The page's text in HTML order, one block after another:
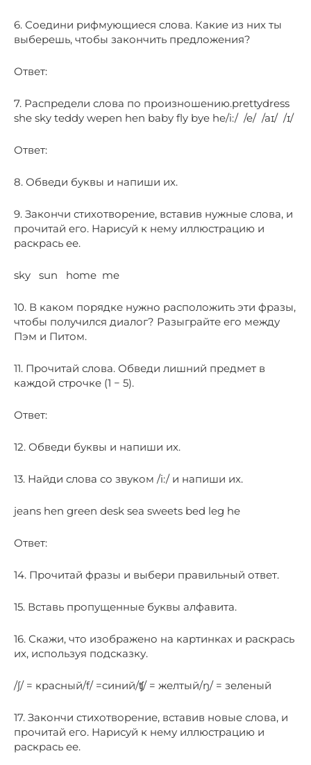
6. Соедини рифмующиеся слова. Какие из них ты
выберешь, чтобы закончить предложения?
Ответ:
7. Распредели слова по произношению.prettydress
she sky teddy wepen hen baby fly bye he/i:/ /e/ /aɪ/ /ɪ/
Ответ:
8. Обведи буквы и напиши их.
9. Закончи стихотворение, вставив нужные слова, и
прочитай его. Нарисуй к нему иллюстрацию и
раскрась ее.
sky sun home me
10. В каком порядке нужно расположить эти фразы,
чтобы получился диалог? Разыграйте его между
Пэм и Питом.
11. Прочитай слова. Обведи лишний предмет в
каждой строчке (1 − 5).
Ответ:
12. Обведи буквы и напиши их.
13. Найди слова со звуком /i:/ и напиши их.
jeans hen green desk sea sweets bed leg he
Ответ:
14. Прочитай фразы и выбери правильный ответ.
15. Вставь пропущенные буквы алфавита.
16. Скажи, что изображено на картинках и раскрась
их, используя подсказку.
/ʃ/ = красный/f/ =синий/ʧ/ = желтый/ŋ/ = зеленый
17. Закончи стихотворение, вставив новые слова, и
прочитай его. Нарисуй к нему иллюстрацию и
раскрась ее.